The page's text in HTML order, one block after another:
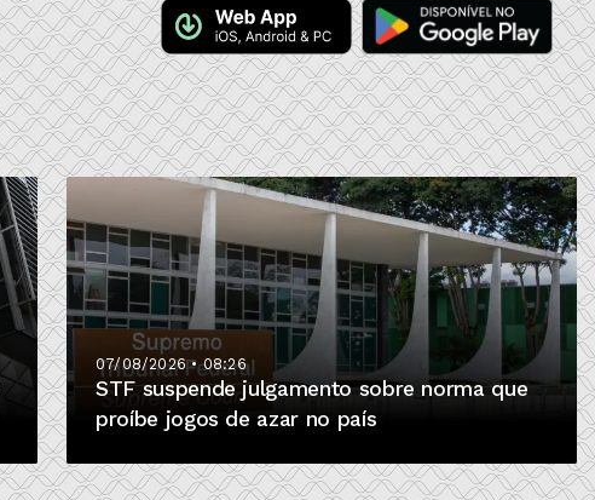
07/08/2026 • 08:26
STF suspende julgamento sobre norma que
proíbe jogos de azar no país